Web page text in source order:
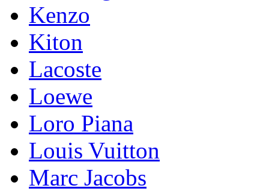
Kenzo
Kiton
Lacoste
Loewe
Loro Piana
Lоuis Vuittоn
Marc Jacobs